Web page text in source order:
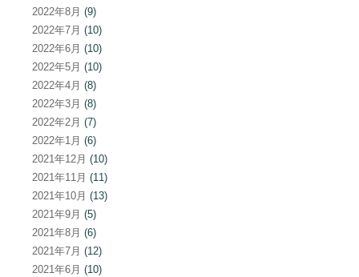
2022年8月 (9)
2022年7月 (10)
2022年6月 (10)
2022年5月 (10)
2022年4月 (8)
2022年3月 (8)
2022年2月 (7)
2022年1月 (6)
2021年12月 (10)
2021年11月 (11)
2021年10月 (13)
2021年9月 (5)
2021年8月 (6)
2021年7月 (12)
2021年6月 (10)